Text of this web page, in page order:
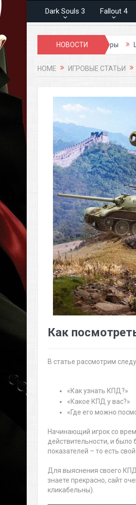
Dark Souls 3 Fallout 4
НОВОСТИ
Soul обзор игры Lost Sector обзор
HOME ИГРОВЫЕ СТАТЬИ
Как
В статье рассмотрим
«Как узнать КПД?»
«Какое КПД у вас?»
«Где его можно
Начинающий игрок со
действительности, и было
показателей – то есть
Для выяснения своего
знаете прекрасно, сайт
кликабельны).